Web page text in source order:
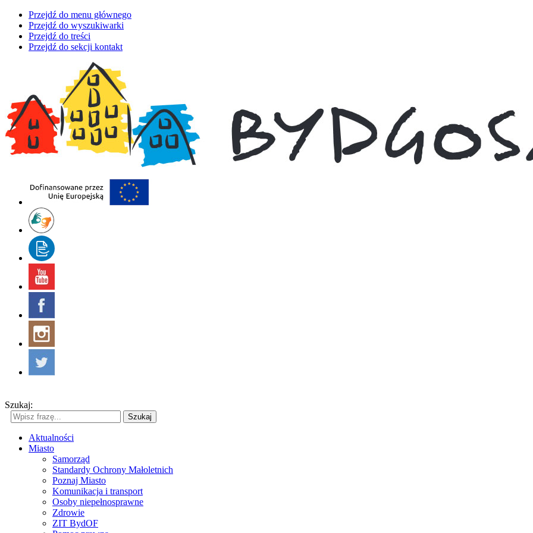
Przejdź do menu głównego
Przejdź do wyszukiwarki
Przejdź do treści
Przejdź do sekcji kontakt
Szukaj:
Szukaj
Aktualności
Miasto
Samorząd
Standardy Ochrony Małoletnich
Poznaj Miasto
Komunikacja i transport
Osoby niepełnosprawne
Zdrowie
ZIT BydOF